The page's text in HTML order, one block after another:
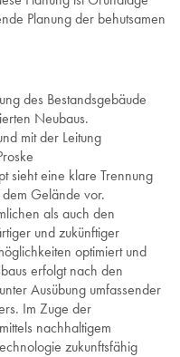
Planung der behutsamen
des Bestandsgebäude
Neubaus.
mit der Leitung
sieht eine klare Trennung
Gelände vor.
als auch den
und zukünftiger
optimiert und
erfolgt nach den
Ausübung umfassender
Im Zuge der
nachhaltigem
zukunftsfähig